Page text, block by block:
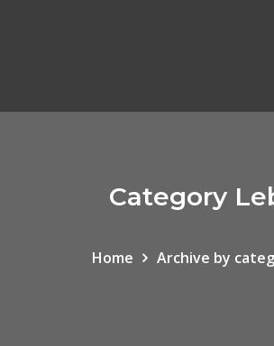
Category
Home Archive by